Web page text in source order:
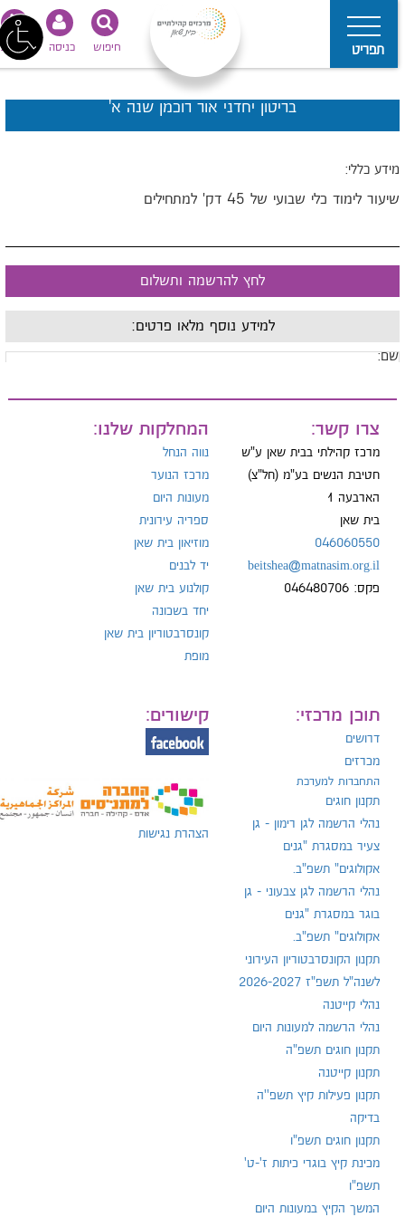
תפריט נגישות כניסה חיפוש
בריטון יחדני אור רוכמן שנה א'
כללי:
לימוד כלי שבועי של 45 דק' למתחילים
לחץ להרשמה ותשלום
למידע נוסף מלאו פרטים:
צרו קשר:
מרכז קהילתי בבית שאן ע"ש
חטיבת הנשים בע"מ (חל"צ)
הארבעה 1
בית שאן
046060550
beitshea@matnasim.org.il
פקס: 046480706
המחלקות שלנו:
נווה הנחל
מרכז הנוער
מעונות היום
ספריה עירונית
מוזיאון בית שאן
יד לבנים
קולנוע בית שאן
יחד בשכונה
קונסרבטוריון בית שאן
מופת
תוכן מרכזי:
דרושים
מכרזים
התחברות למערכת
תקנון חוגים
נהלי הרשמה לגן רימון - גן
צעיר במסגרת "גנים
אקולוגים" תשפ"ב.
נהלי הרשמה לגן צבעוני - גן
בוגר במסגרת "גנים
אקולוגים" תשפ"ב.
תקנון הקונסרבטוריון העירוני
לשנה"ל תשפ"ז 2026-2027
נהלי קייטנה
נהלי הרשמה למעונות היום
תקנון חוגים תשפ"ה
תקנון קייטנה
תקנון פעילות קיץ תשפ''ה
בדיקה
תקנון חוגים תשפ"ו
מכינת קיץ בוגרי כיתות ז'-ט'
תשפ"ו
המשך הקיץ במעונות היום
קישורים:
הצהרת נגישות